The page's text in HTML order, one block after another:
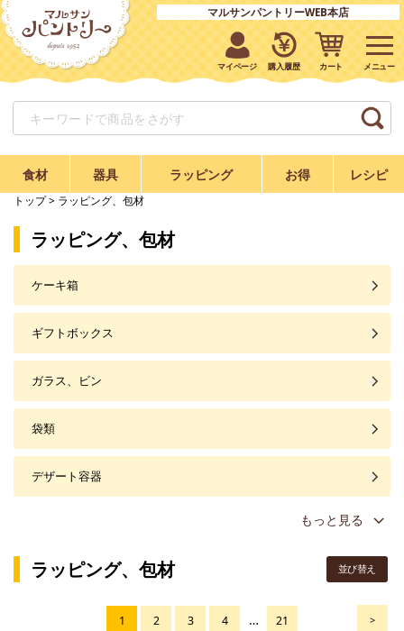
マルサンパントリーWEB本店
マイページ 購入履歴 カート
食材 器具 ラッピング お得 レシピ
トップ> ラッピング、包材
ラッピング、包材
ケーキ箱
ギフトボックス
ガラス、ビン
袋類
デザート容器
もっと見る
並び替え
ラッピング、包材
>
1 2 3 4 … 21